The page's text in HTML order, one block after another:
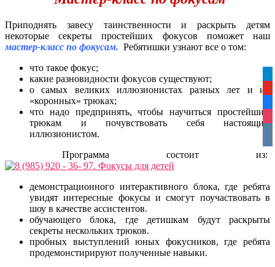
Приподнять завесу таинственности и раскрыть детям
некоторые секреты простейших фокусов поможет наш
мастер-класс по фокусам. Ребятишки узнают все о том:
что такое фокус;
какие разновидности фокусов существуют;
о самых великих иллюзионистах разных лет и их
«коронных» трюках;
что надо предпринять, чтобы научиться простейшим
трюкам и почувствовать себя настоящим
иллюзионистом.
Программа состоит из:
демонстрационного интерактивного блока, где ребята
увидят интересные фокусы и смогут поучаствовать в
шоу в качестве ассистентов.
обучающего блока, где детишкам будут раскрыты
секреты нескольких трюков.
пробных выступлений юных фокусников, где ребята
продемонстирируют полученные навыки.